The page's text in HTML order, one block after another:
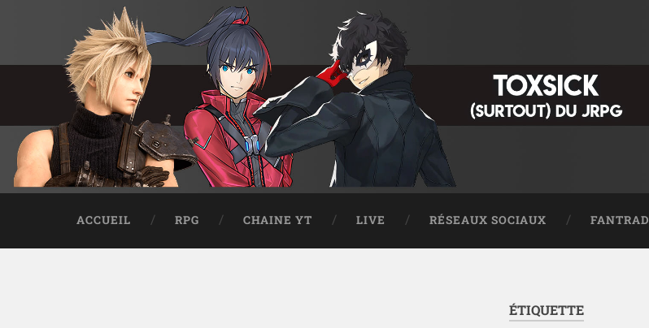
ACCUEIL RPG CHAINE YT LIVE RÉSEAUX SOCIAUX FANTRAD
ÉTIQUETTE